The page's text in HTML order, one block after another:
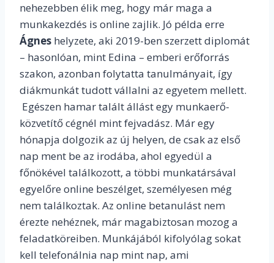
nehezebben élik meg, hogy már maga a
munkakezdés is online zajlik. Jó példa erre
Ágnes helyzete, aki 2019-ben szerzett diplomát
– hasonlóan, mint Edina – emberi erőforrás
szakon, azonban folytatta tanulmányait, így
diákmunkát tudott vállalni az egyetem mellett.
Egészen hamar talált állást egy munkaerő-
közvetítő cégnél mint fejvadász. Már egy
hónapja dolgozik az új helyen, de csak az első
nap ment be az irodába, ahol egyedül a
főnökével találkozott, a többi munkatársával
egyelőre online beszélget, személyesen még
nem találkoztak. Az online betanulást nem
érezte nehéznek, már magabiztosan mozog a
feladatköreiben. Munkájából kifolyólag sokat
kell telefonálnia nap mint nap, ami